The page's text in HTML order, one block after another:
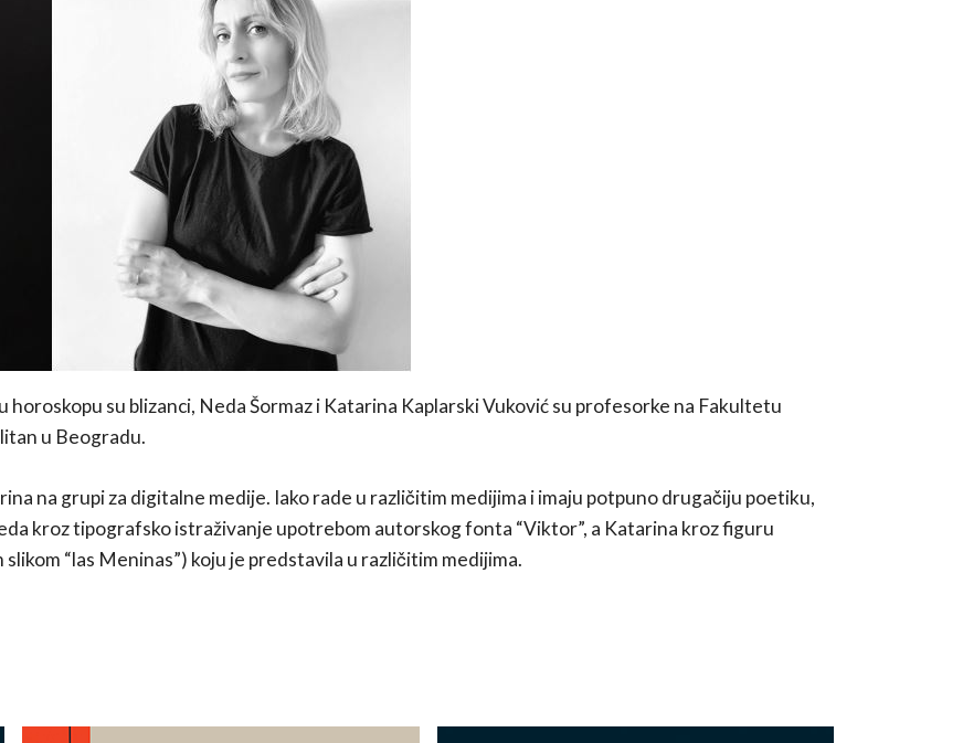
horoskopu su blizanci, Neda Šormaz i Katarina Kaplarski Vuković su profesorke na Fakultetu
u Beogradu.
na grupi za digitalne medije. Iako rade u različitim medijima i imaju potpuno drugačiju poetiku,
kroz tipografsko istraživanje upotrebom autorskog fonta “Viktor”, a Katarina kroz figuru
“las Meninas”) koju je predstavila u različitim medijima.